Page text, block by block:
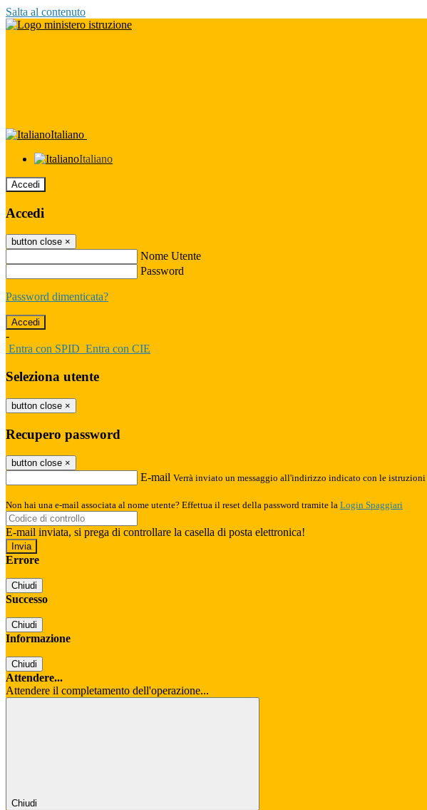
Salta al contenuto
Italiano
Italiano
Accedi
Accedi
button close ×
Nome Utente
Password
Password dimenticata?
-
Entra con SPID Entra con CIE
Seleziona utente
button close ×
Recupero password
button close ×
E-mail Verrà inviato un messaggio all'indirizzo indicato con le istruzioni
Non hai una e-mail associata al nome utente? Effettua il reset della password tramite la Login Spaggiari
E-mail inviata, si prega di controllare la casella di posta elettronica!
Errore
Chiudi
Successo
Chiudi
Informazione
Chiudi
Attendere...
Attendere il completamento dell'operazione...
Chiudi